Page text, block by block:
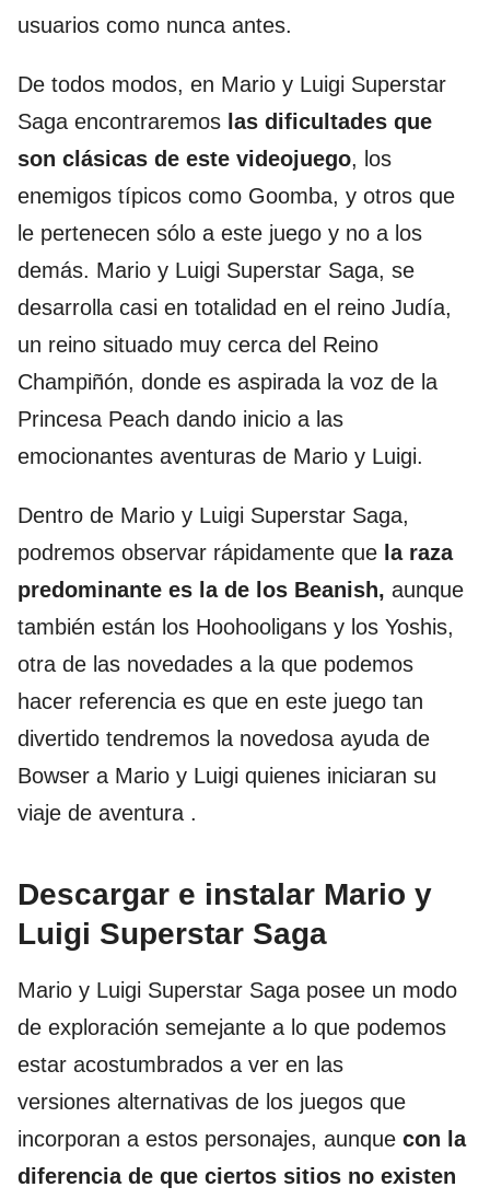
usuarios como nunca antes.
De todos modos, en Mario y Luigi Superstar
Saga encontraremos las dificultades que
son clásicas de este videojuego, los
enemigos típicos como Goomba, y otros que
le pertenecen sólo a este juego y no a los
demás. Mario y Luigi Superstar Saga, se
desarrolla casi en totalidad en el reino Judía,
un reino situado muy cerca del Reino
Champiñón, donde es aspirada la voz de la
Princesa Peach dando inicio a las
emocionantes aventuras de Mario y Luigi.
Dentro de Mario y Luigi Superstar Saga,
podremos observar rápidamente que la raza
predominante es la de los Beanish, aunque
también están los Hoohooligans y los Yoshis,
otra de las novedades a la que podemos
hacer referencia es que en este juego tan
divertido tendremos la novedosa ayuda de
Bowser a Mario y Luigi quienes iniciaran su
viaje de aventura .
Descargar e instalar Mario y
Luigi Superstar Saga
Mario y Luigi Superstar Saga posee un modo
de exploración semejante a lo que podemos
estar acostumbrados a ver en las
versiones alternativas de los juegos que
incorporan a estos personajes, aunque con la
diferencia de que ciertos sitios no existen